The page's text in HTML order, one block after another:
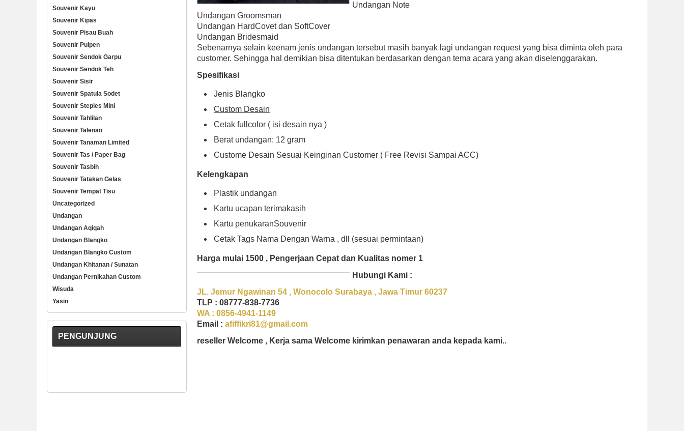
Undangan Note
Undangan Groomsman
Undangan HardCovet dan SoftCover
Undangan Bridesmaid
Sebenarnya selain keenam jenis undangan tersebut masih banyak lagi undangan request yang bisa diminta oleh para
customer. Sehingga hal demikian bisa ditentukan berdasarkan dengan tema acara yang akan diselenggarakan.
Spesifikasi
Jenis Blangko
Custom Desain
Cetak fullcolor ( isi desain nya )
Berat undangan: 12 gram
Custome Desain Sesuai Keinginan Customer ( Free Revisi Sampai ACC)
Kelengkapan
Plastik undangan
Kartu ucapan terimakasih
Kartu penukaranSouvenir
Cetak Tags Nama Dengan Warna , dll (sesuai permintaan)
Harga mulai 1500 , Pengerjaan Cepat dan Kualitas nomer 1
Hubungi Kami :
JL. Jemur Ngawinan 54 , Wonocolo Surabaya , Jawa Timur 60237
TLP : 08777-838-7736
WA : 0856-4941-1149
Email : afiffikri81@gmail.com
reseller Welcome , Kerja sama Welcome kirimkan penawaran anda kepada kami..
Souvenir Kayu
Souvenir Kipas
Souvenir Pisau Buah
Souvenir Pulpen
Souvenir Sendok Garpu
Souvenir Sendok Teh
Souvenir Sisir
Souvenir Spatula Sodet
Souvenir Steples Mini
Souvenir Tahlilan
Souvenir Talenan
Souvenir Tanaman Limited
Souvenir Tas / Paper Bag
Souvenir Tasbih
Souvenir Tatakan Gelas
Souvenir Tempat Tisu
Uncategorized
Undangan
Undangan Aqiqah
Undangan Blangko
Undangan Blangko Custom
Undangan Khitanan / Sunatan
Undangan Pernikahan Custom
Wisuda
Yasin
PENGUNJUNG